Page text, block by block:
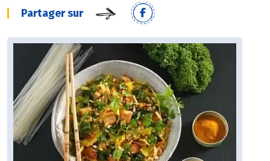
Partager sur